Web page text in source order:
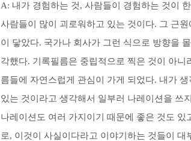
A: 내가 경험하는 것, 사람들이 경험하는 것이
사람들이 많이 괴로워하고 있는 것이다. 그 근
이 닿았다. 국가나 회사가 그런 식으로 방향을
각했다. 기록필름은 중립적으로 찍은 것이 아
름들에 자연스럽게 관심이 가게 되었다. 내가
있는 것이라고 생각해서 일부러 나레이션을 쓰
나레이션도 여러 가지이기 때문에 좋은 것도
로, 이것이 사실이다라고 이야기하는 것들이